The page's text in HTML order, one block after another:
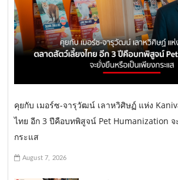
คุยกับ เมอร์ซ-จารุวัฒน์ เลาหวิศิษฏ์ แห่ง
ไทย อีก 3 ปีคือบทพิสูจน์ Pet Humanization จ
กระแส
August 7, 2026